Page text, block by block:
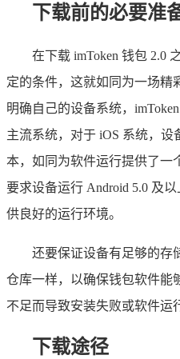
下载前的必要准
在下载 imToken 钱包 2.0
定的条件，这就如同为一场精
明确自己的设备系统，
主流系统，对于 iOS 系统，设
本，如同为软件运行提供了一
要求设备运行 Android 5.0 及
供良好的运行环境。
还要保证设备有足够的存
仓库一样，以确保钱包软件能
不足而导致安装失败或软件运
下载途径